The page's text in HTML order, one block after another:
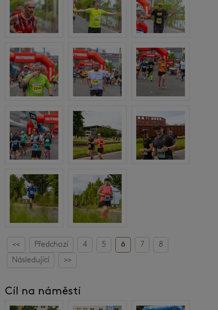
<< Předchozí 4 5 6 7
8
Následující
>>
Cíl na náměstí